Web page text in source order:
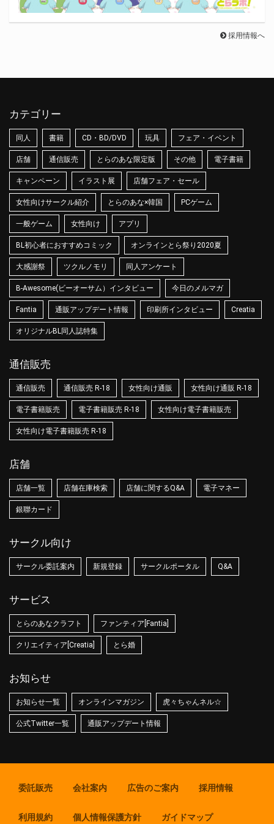
採用情報へ
カテゴリー
同人 書籍 CD・BD/DVD 玩具 フェア・イベント
店舗 通信販売 とらのあな限定版 その他 電子書籍
キャンペーン イラスト展 店舗フェア・セール
女性向けサークル紹介 とらのあな×韓国 PCゲーム
一般ゲーム 女性向け アプリ
BL初心者におすすめコミック オンラインとら祭り2020夏
大感謝祭 ツクルノモリ 同人アンケート
B-Awesome(ビーオーサム）インタビュー 今日のメルマガ
Fantia 通販アップデート情報 印刷所インタビュー Creatia
オリジナルBL同人誌特集
通信販売
通信販売 通信販売 R-18 女性向け通販 女性向け通販 R-18
電子書籍販売 電子書籍販売 R-18 女性向け電子書籍販売
女性向け電子書籍販売 R-18
店舗
店舗一覧 店舗在庫検索 店舗に関するQ&A 電子マネー
銀聯カード
サークル向け
サークル委託案内 新規登録 サークルポータル Q&A
サービス
とらのあなクラフト ファンティア[Fantia]
クリエイティア[Creatia] とら婚
お知らせ
お知らせ一覧 オンラインマガジン 虎々ちゃんネル☆
公式Twitter一覧 通販アップデート情報
委託販売 会社案内 広告のご案内 採用情報
利用規約 個人情報保護方針 ガイドマップ